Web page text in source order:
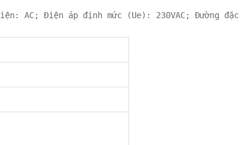
AC; Điện áp định mức (Ue): 230VAC; Đường